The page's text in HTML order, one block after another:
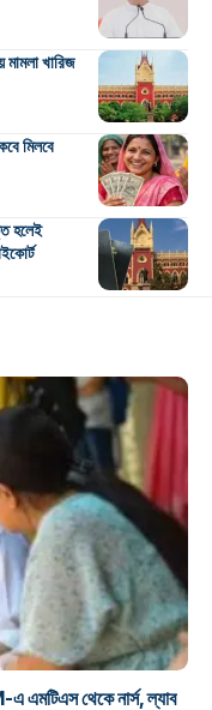
খারিজ
মিলবে
হলেই
এ এমটিএস থেকে নার্স, ল্যাব